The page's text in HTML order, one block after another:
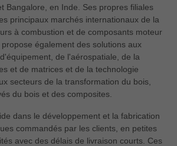
Bangalore, en Inde. Ses propres filiales
principaux marchés internationaux de la
à combustion et de composants moteur
également des solutions aux
de l'aérospatiale, de la
et de matrices et de la technologie
secteurs de la transformation du bois,
du bois et des composites.
dans le développement et la fabrication
commandés par les clients, en petites
avec des délais de livraison courts. Ces